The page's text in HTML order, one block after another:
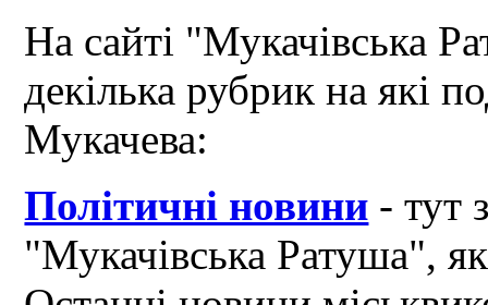
На сайті "Мукачівська
декілька рубрик на які
Мукачева:
Політичні новини - тут
"Мукачівська Ратуша",